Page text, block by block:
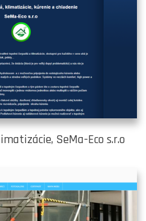
SeMa-Eco s.r.o